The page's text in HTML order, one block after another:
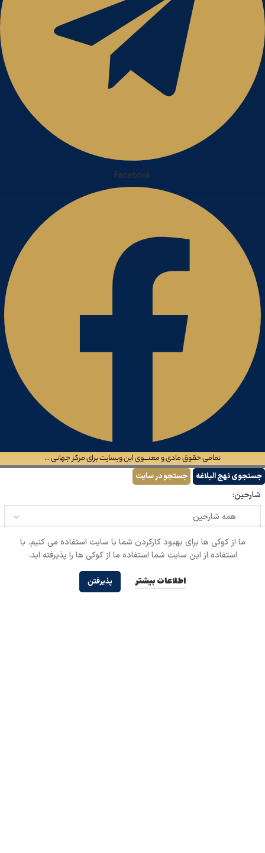
درباره ما
Facebook
تمامی حقوق مادی و معنـــوی این وبسایت برای مرکز جهانی …
ما از کوکی ها برای بهبود کارکردن شما با سایت استفاده می کنیم. با
استفاده از این سایت شما استفاده ما از کوکی ها را پذیرفته اید.
اطلاعات بیشتر پذیرفتن
جستجوی نهج البلاغه جستجو در سایت
شارحین:
مترجم: